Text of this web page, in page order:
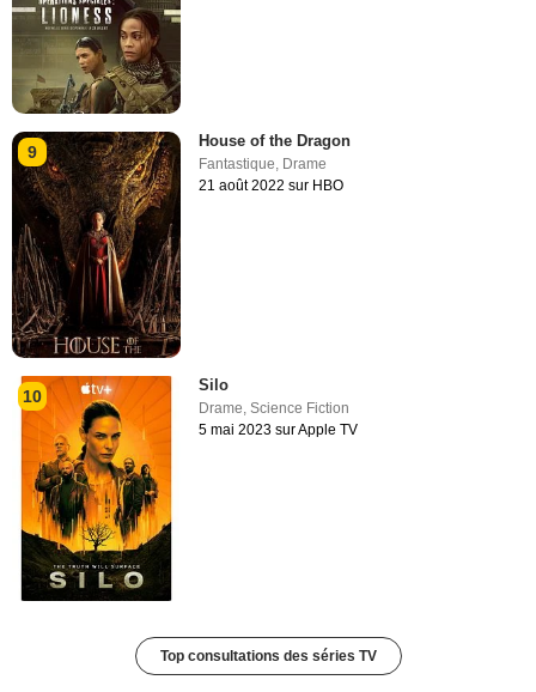
9
House of the Dragon
Fantastique, Drame
21 août 2022 sur HBO
10
Silo
Drame ,Science Fiction
5 mai 2023 sur Apple TV
Top consultations des séries TV